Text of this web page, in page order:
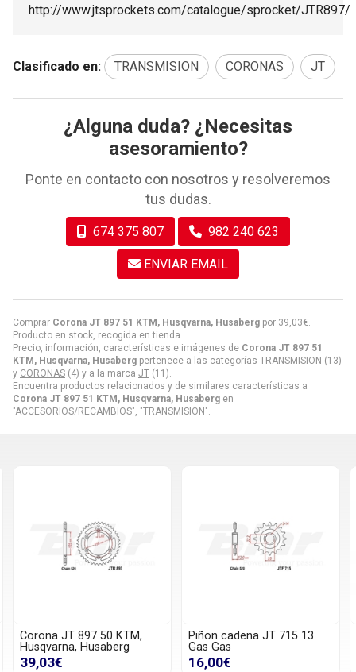
Comprar Corona JT 897 51 KTM, Husqvarna, Husaberg por 39,03€.
Producto en stock, recogida en tienda.
Precio, información, características e imágenes de Corona JT 897 51
KTM, Husqvarna, Husaberg pertenece a las categorías TRANSMISION (13)
y CORONAS (4) y a la marca JT (11).
Encuentra productos relacionados y de similares características a
Corona JT 897 51 KTM, Husqvarna, Husaberg en
"ACCESORIOS/RECAMBIOS", "TRANSMISION".
http://www.jtsprockets.com/catalogue/sprocket/JTR897/
Clasificado en: TRANSMISION CORONAS JT
¿Alguna duda? ¿Necesitas
asesoramiento?
Ponte en contacto con nosotros y resolveremos
tus dudas.
674 375 807 982 240 623
ENVIAR EMAIL
897 50 KTM,
Husaberg
Piñon cadena JT 715 13
Piñon